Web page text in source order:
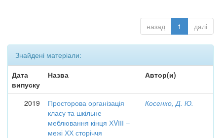
назад 1 далі
Знайдені матеріали:
Дата
випуску
Назва Автор(и)
2019
Просторова організація
класу та шкільне
меблювання кінця ХVІІІ –
межі ХХ сторіччя
Косенко, Д. Ю.